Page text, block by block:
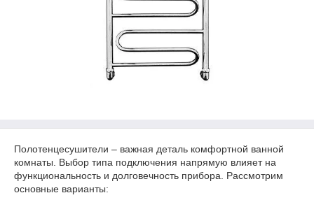
Полотенцесушители – важная деталь комфортной ванной
комнаты. Выбор типа подключения напрямую влияет на
функциональность и долговечность прибора. Рассмотрим
основные варианты: